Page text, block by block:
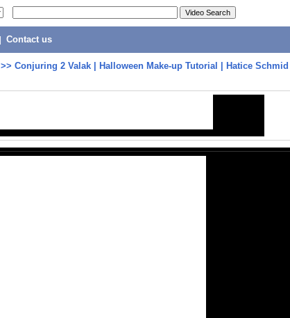
Contact us
>> Conjuring 2 Valak | Halloween Make-up Tutorial | Hatice Schmid